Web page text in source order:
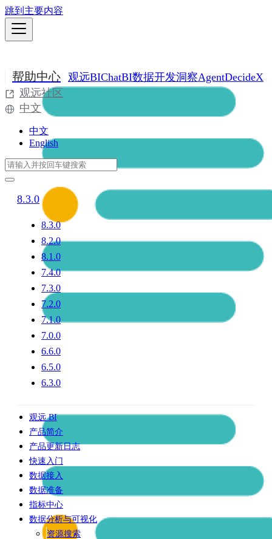
跳到主要内容
帮助中心 观远BIChatBI数据开发洞察AgentDecideX
观远社区
中文
中文
English
8.3.0
8.3.0
8.2.0
8.1.0
7.4.0
7.3.0
7.2.0
7.1.0
7.0.0
6.6.0
6.5.0
6.3.0
观远 BI
产品简介
产品更新日志
快速入门
数据接入
数据准备
指标中心
数据分析与可视化
资源搜索